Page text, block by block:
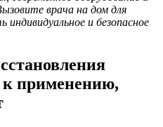
врача на дом для
и безопасное
к применению,